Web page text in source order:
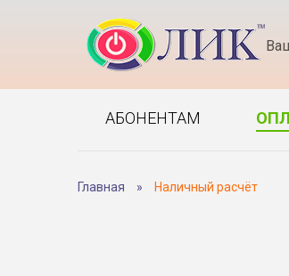
АБОНЕНТАМ
Главная » Наличный расчёт